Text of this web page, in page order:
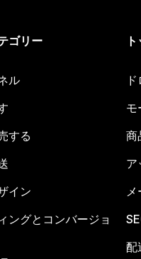
ゴリー
ル
する
イン
ングとコンバージョ
モ
商
ア
配